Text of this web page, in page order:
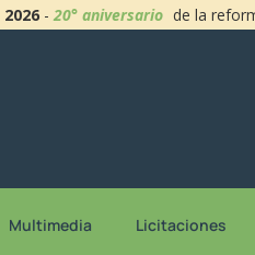
2026 -20° aniversario de la
Multimedia Licitaciones